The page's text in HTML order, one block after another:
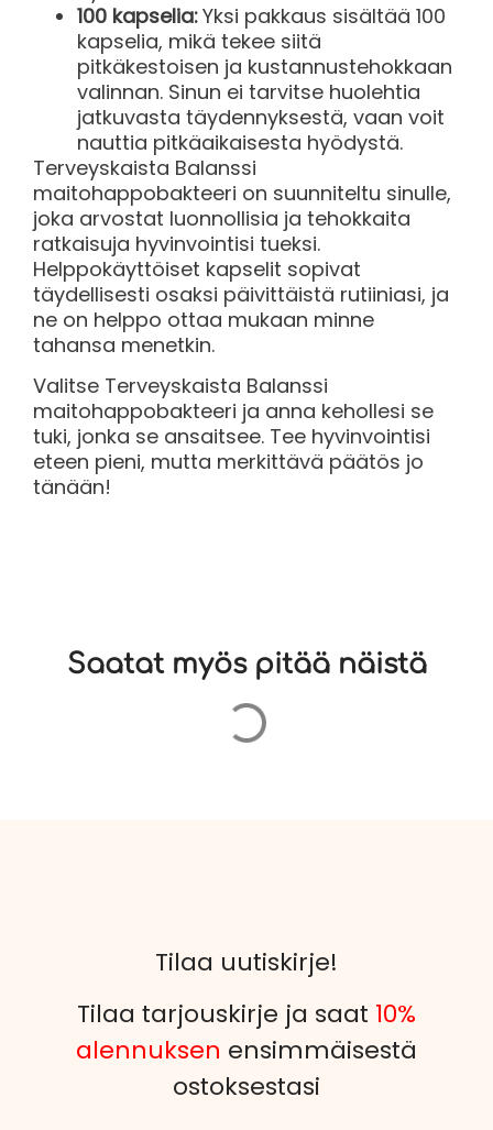
100 kapselia:Yksi pakkaus sisältää 100
kapselia, mikä tekee siitä
pitkäkestoisen ja kustannustehokkaan
valinnan. Sinun ei tarvitse huolehtia
jatkuvasta täydennyksestä, vaan voit
nauttia pitkäaikaisesta hyödystä.
Terveyskaista Balanssi
maitohappobakteeri on suunniteltu sinulle,
joka arvostat luonnollisia ja tehokkaita
ratkaisuja hyvinvointisi tueksi.
Helppokäyttöiset kapselit sopivat
täydellisesti osaksi päivittäistä rutiiniasi, ja
ne on helppo ottaa mukaan minne
tahansa menetkin.
Valitse Terveyskaista Balanssi
maitohappobakteeri ja anna kehollesi se
tuki, jonka se ansaitsee. Tee hyvinvointisi
eteen pieni, mutta merkittävä päätös jo
tänään!
Saatat myös pitää näistä
Tilaa uutiskirje!
Tilaa tarjouskirje ja saat 10%
alennuksen ensimmäisestä
ostoksestasi